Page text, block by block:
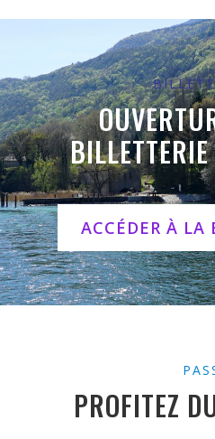
ACCÉDER À LA
PROFITEZ